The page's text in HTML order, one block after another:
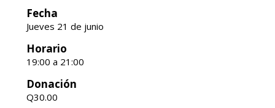
Fecha
Jueves 21 de junio
Horario
19:00 a 21:00
Donación
Q30.00